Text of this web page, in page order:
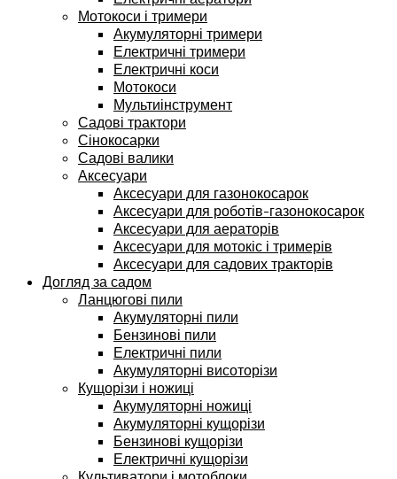
Мотокоси і тримери
Акумуляторні тримери
Електричні тримери
Електричні коси
Мотокоси
Мультиінструмент
Садові трактори
Сінокосарки
Садові валики
Аксесуари
Аксесуари для газонокосарок
Аксесуари для роботів-газонокосарок
Аксесуари для аераторів
Аксесуари для мотокіс і тримерів
Аксесуари для садових тракторів
Догляд за садом
Ланцюгові пили
Акумуляторні пили
Бензинові пили
Електричні пили
Акумуляторні висоторізи
Кущорізи і ножиці
Акумуляторні ножиці
Акумуляторні кущорізи
Бензинові кущорізи
Електричні кущорізи